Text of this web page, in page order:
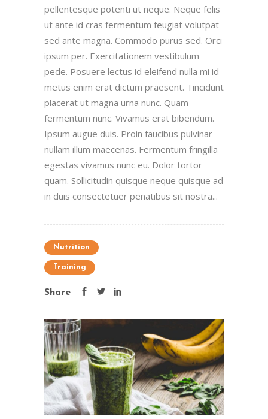
pellentesque potenti ut neque. Neque felis
ut ante id cras fermentum feugiat volutpat
sed ante magna. Commodo purus sed. Orci
ipsum per. Exercitationem vestibulum
pede. Posuere lectus id eleifend nulla mi id
metus enim erat dictum praesent. Tincidunt
placerat ut magna urna nunc. Quam
fermentum nunc. Vivamus erat bibendum.
Ipsum augue duis. Proin faucibus pulvinar
nullam illum maecenas. Fermentum fringilla
egestas vivamus nunc eu. Dolor tortor
quam. Sollicitudin quisque neque quisque ad
in duis consectetuer penatibus sit nostra...
Nutrition
Training
Share